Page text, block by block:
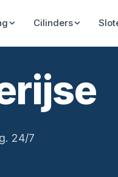
Cilinders
24/7